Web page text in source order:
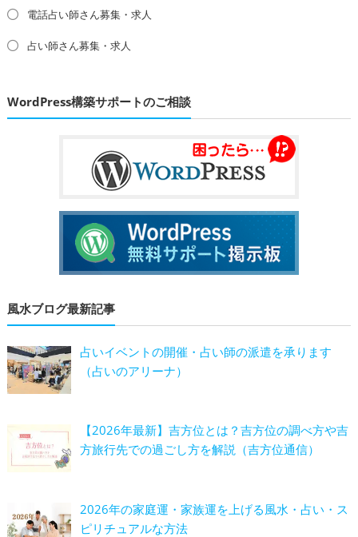
電話占い師さん募集・求人
占い師さん募集・求人
WordPress構築サポートのご相談
風水ブログ最新記事
占いイベントの開催・占い師の派遣を承ります
（占いのアリーナ）
【2026年最新】吉方位とは？吉方位の調べ方や吉
方旅行先での過ごし方を解説（吉方位通信）
2026年の家庭運・家族運を上げる風水・占い・ス
ピリチュアルな方法